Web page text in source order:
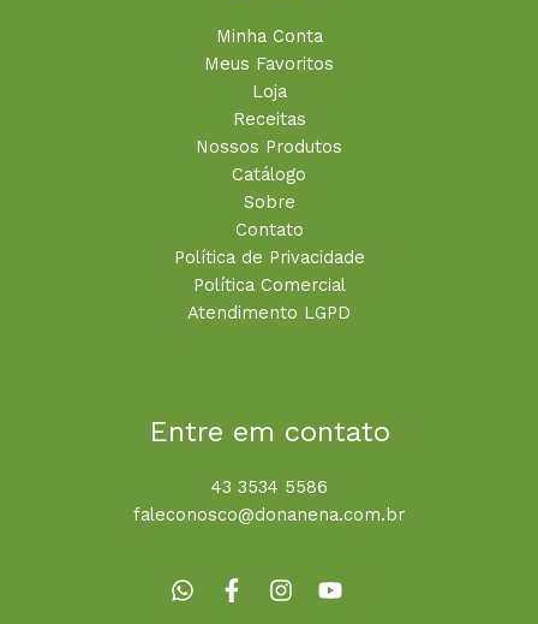
Minha Conta
Meus Favoritos
Loja
Receitas
Nossos Produtos
Catálogo
Sobre
Contato
Política de Privacidade
Política Comercial
Atendimento LGPD
Entre em contato
43 3534 5586
faleconosco@donanena.com.br